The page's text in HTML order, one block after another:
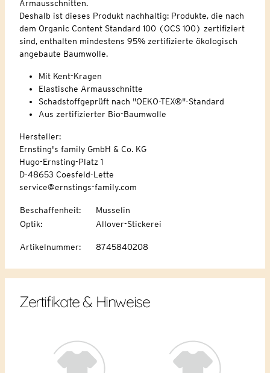
Armausschnitten.
Deshalb ist dieses Produkt nachhaltig: Produkte, die nach
dem Organic Content Standard 100 (OCS 100) zertifiziert
sind, enthalten mindestens 95% zertifizierte ökologisch
angebaute Baumwolle.
Mit Kent-Kragen
Elastische Armausschnitte
Schadstoffgeprüft nach "OEKO-TEX®"-Standard
Aus zertifizierter Bio-Baumwolle
Hersteller:
Ernsting's family GmbH & Co. KG
Hugo-Ernsting-Platz 1
D-48653 Coesfeld-Lette
service@ernstings-family.com
Beschaffenheit:
Musselin
Optik: Allover-Stickerei
Artikelnummer: 8745840208
Zertifikate & Hinweise